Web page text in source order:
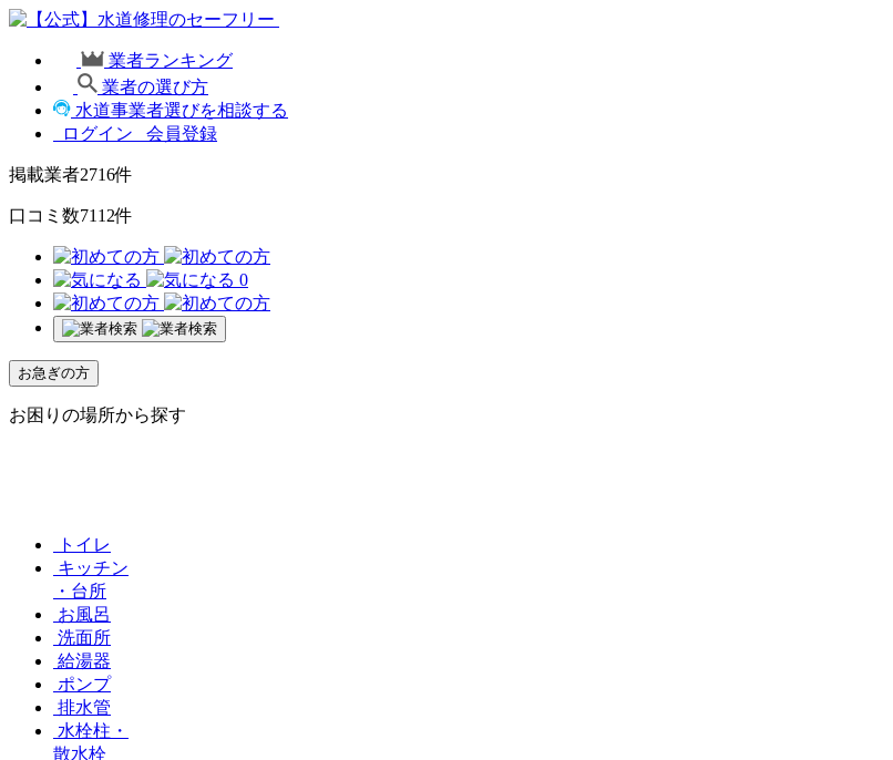
業者ランキング
業者の選び方
水道事業者選びを相談する
ログイン
会員登録
掲載業者2716件
口コミ数7112件
0
お急ぎの方
お困りの場所から探す
トイレ
キッチン
・台所
お風呂
洗面所
給湯器
ポンプ
排水管
水栓柱・
散水栓